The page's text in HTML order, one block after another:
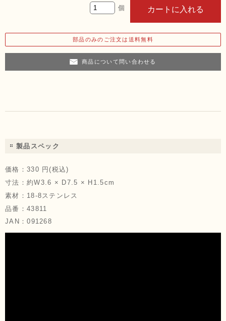
部品のみのご注文は送料無料
商品について問い合わせる
製品スペック
価格： 330 円(税込)
寸法： 約W3.6 × D7.5 × H1.5cm
素材： 18-8ステンレス
品番： 43811
JAN：091268